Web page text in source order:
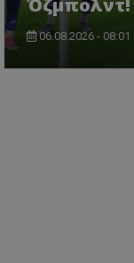
Όζμπολντ!
06.08.2026 - 08:01